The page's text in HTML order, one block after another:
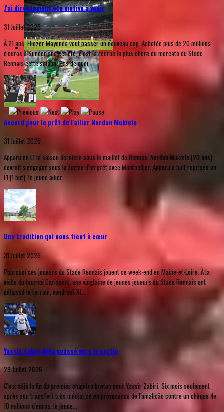
J'ai directement été motivé à venir
31 Juillet 2026
À 21 ans, Eliezer Mayenda veut passer un nouveau cap. Achetée plus de 20 millions
d'euros à Sunderland cet été, c'est la recrue la plus chère du mercato du Stade
Rennais cette saison. Pas de quoi...
Accord pour le prêt de l'ailier Nordan Mukiele
31 Juillet 2026
Apparu en L1 la saison dernière sous le maillot de Rennes, Nordan Mukiele (20 ans)
devrait s'engager sous la forme d'un prêt avec Montpellier. Apparu à huit reprises en
L1 (1 but), le jeune ailier...
Une tradition qui nous tient à cœur
31 Juillet 2026
Pourquoi ces joueurs du Stade Rennais jouent ce week-end en Maine-et-Loire. À la
veille du tournoi Carisport, une vingtaine de jeunes joueurs du Stade Rennais ont
délaissé le terrain, vendredi 31...
Yassir Zabiri déjà poussé vers la sortie
29 Juillet 2026
C'est déjà la fin du premier chapitre breton pour Yassir Zabiri. Six mois seulement
après son transfert très médiatisé en provenance de Famalicão contre un chèque de
10 millions d'euros, le jeune...